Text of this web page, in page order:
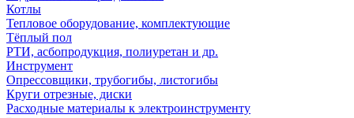
Котлы
Тепловое оборудование, комплектующие
Тёплый пол
РТИ, асбопродукция, полиуретан и др.
Инструмент
Опрессовщики, трубогибы, листогибы
Круги отрезные, диски
Расходные материалы к электроинструменту